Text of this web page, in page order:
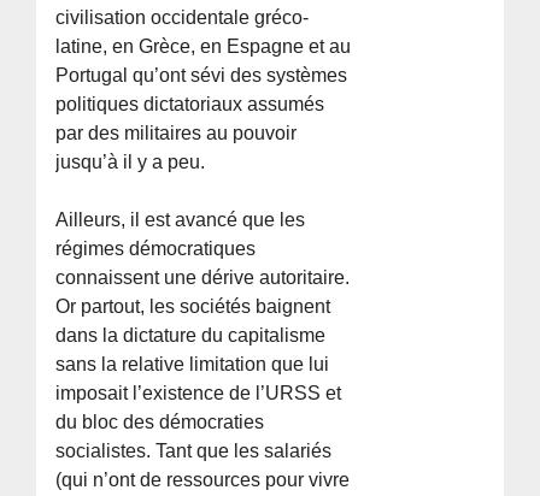
civilisation occidentale gréco-
latine, en Grèce, en Espagne et au
Portugal qu’ont sévi des systèmes
politiques dictatoriaux assumés
par des militaires au pouvoir
jusqu’à il y a peu.
Ailleurs, il est avancé que les
régimes démocratiques
connaissent une dérive autoritaire.
Or partout, les sociétés baignent
dans la dictature du capitalisme
sans la relative limitation que lui
imposait l’existence de l’URSS et
du bloc des démocraties
socialistes. Tant que les salariés
(qui n’ont de ressources pour vivre